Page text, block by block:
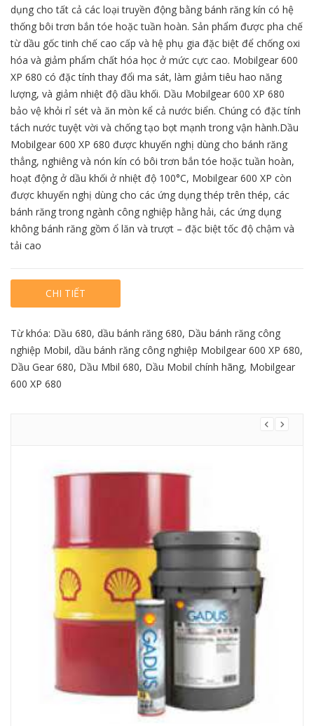
dụng cho tất cả các loại truyền động bằng bánh răng kín có hệ
thống bôi trơn bắn tóe hoặc tuần hoàn. Sản phẩm được pha chế
từ dầu gốc tinh chế cao cấp và hệ phụ gia đặc biệt để chống oxi
hóa và giảm phẩm chất hóa học ở mức cực cao. Mobilgear 600
XP 680 có đặc tính thay đổi ma sát, làm giảm tiêu hao năng
lượng, và giảm nhiệt độ dầu khối. Dầu Mobilgear 600 XP 680
bảo vệ khỏi rỉ sét và ăn mòn kể cả nước biển. Chúng có đặc tính
tách nước tuyệt vời và chống tạo bọt mạnh trong vận hành.Dầu
Mobilgear 600 XP 680 được khuyến nghị dùng cho bánh răng
thẳng, nghiêng và nón kín có bôi trơn bắn tóe hoặc tuần hoàn,
hoạt động ở dầu khối ở nhiệt độ 100°C, Mobilgear 600 XP còn
được khuyến nghị dùng cho các ứng dụng thép trên thép, các
bánh răng trong ngành công nghiệp hằng hải, các ứng dụng
không bánh răng gồm ổ lăn và trượt – đặc biệt tốc độ chậm và
tải cao
CHI TIẾT
Từ khóa: Dầu 680, dầu bánh răng 680, Dầu bánh răng công
nghiệp Mobil, dầu bánh răng công nghiệp Mobilgear 600 XP 680,
Dầu Gear 680, Dầu Mbil 680, Dầu Mobil chính hãng, Mobilgear
600 XP 680